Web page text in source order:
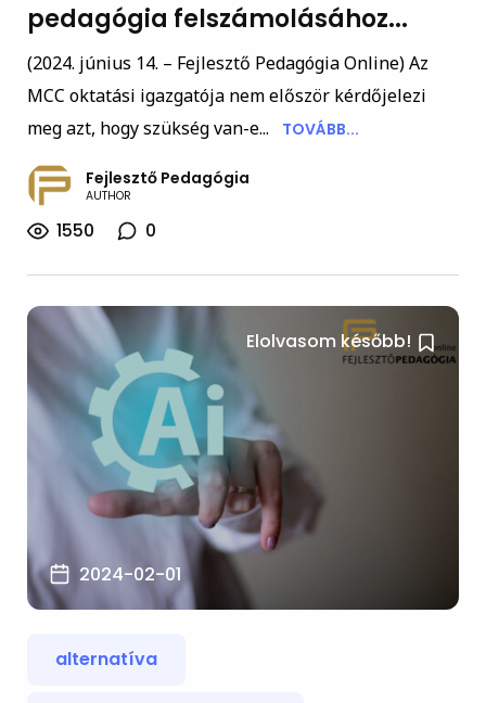
pedagógia felszámolásához...
(2024. június 14. – Fejlesztő Pedagógia Online) Az
MCC oktatási igazgatója nem először kérdőjelezi
meg azt, hogy szükség van-e...
TOVÁBB...
Fejlesztő Pedagógia
AUTHOR
1550 0
Elolvasom később!
2024-02-01
alternatíva